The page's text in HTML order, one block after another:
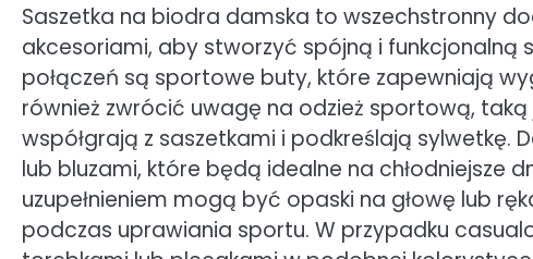
Saszetka na biodra damska to wszechstronny
akcesoriami, aby stworzyć spójną i funkcjonalną
połączeń są sportowe buty, które zapewniają
również zwrócić uwagę na odzież sportową,
współgrają z saszetkami i podkreślają sylwetkę.
lub bluzami, które będą idealne na chłodniejsze
uzupełnieniem mogą być opaski na głowę lub
podczas uprawiania sportu. W przypadku